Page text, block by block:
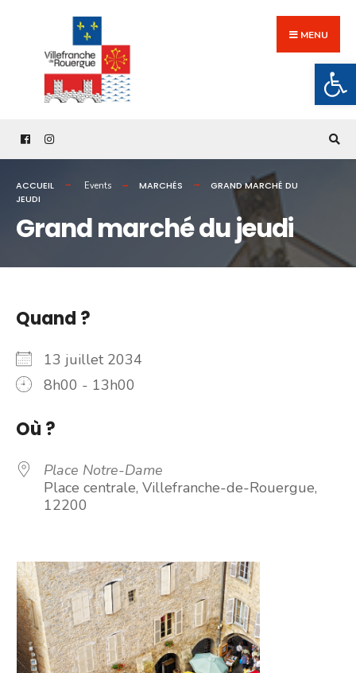
content
MENU
ACCUEIL Events MARCHÉS
GRAND MARCHÉ DU
JEUDI
Grand marché du jeudi
Quand ?
13 juillet 2034
8h00 - 13h00
Où ?
Place Notre-Dame
Place centrale, Villefranche-de-Rouergue,
12200